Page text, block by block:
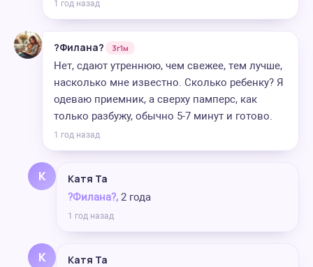
1 год назад
?Филана? 3г1м
Нет, сдают утреннюю, чем свежее, тем лучше,
насколько мне известно. Сколько ребенку? Я
одеваю приемник, а сверху памперс, как
только разбужу, обычно 5-7 минут и готово.
1 год назад
К Катя Та
?Филана?, 2 года
1 год назад
К Катя Та